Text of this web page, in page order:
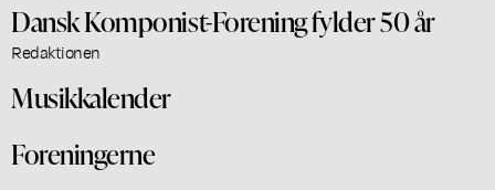
Dansk Komponist-Forening fylder 50 år
Redaktionen
Musikkalender
Foreningerne